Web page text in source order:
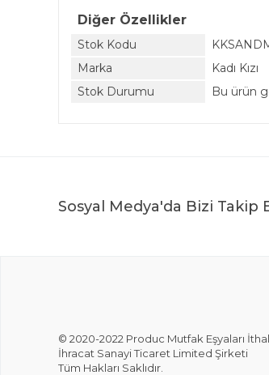
Diğer Özellikler
Stok Kodu
Marka
Kadı Kızı
Stok Durumu
Bu ürün
Sosyal Medya'da Bizi Takip
© 2020-2022 Produc Mutfak Eşyaları
İhracat Sanayi Ticaret Limited Şirketi
Tüm Hakları Saklıdır.